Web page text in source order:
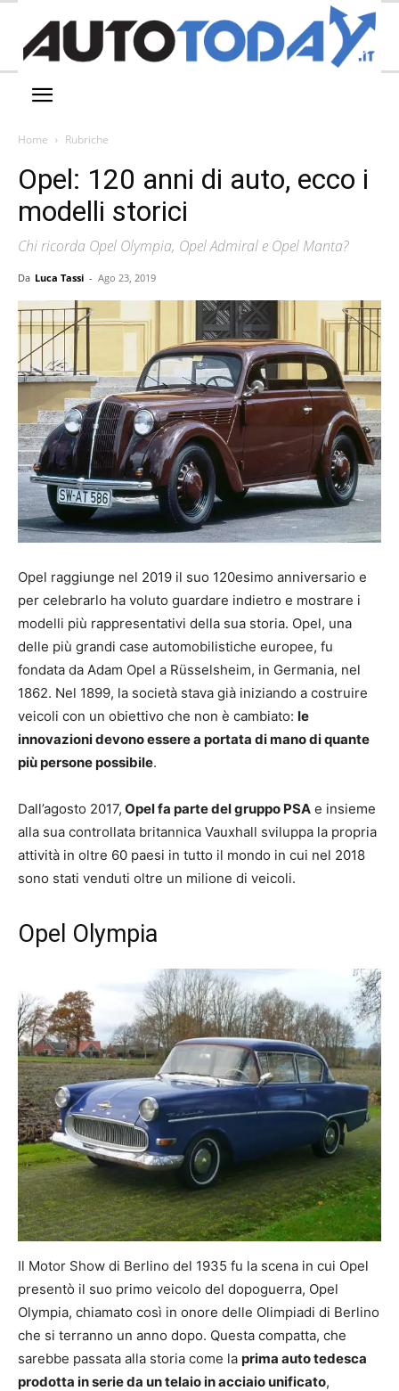
Home Rubriche
Opel: 120 anni di auto, ecco i
modelli storici
Chi ricorda Opel Olympia, Opel Admiral e Opel Manta?
Da Luca Tassi - Ago 23, 2019
Opel raggiunge nel 2019 il suo 120esimo anniversario e
per celebrarlo ha voluto guardare indietro e mostrare i
modelli più rappresentativi della sua storia. Opel, una
delle più grandi case automobilistiche europee, fu
fondata da Adam Opel a Rüsselsheim, in Germania, nel
1862. Nel 1899, la società stava già iniziando a costruire
veicoli con un obiettivo che non è cambiato: le
innovazioni devono essere a portata di mano di quante
più persone possibile.
Dall’agosto 2017, Opel fa parte del gruppo PSA e insieme
alla sua controllata britannica Vauxhall sviluppa la propria
attività in oltre 60 paesi in tutto il mondo in cui nel 2018
sono stati venduti oltre un milione di veicoli.
Opel Olympia
Il Motor Show di Berlino del 1935 fu la scena in cui Opel
presentò il suo primo veicolo del dopoguerra, Opel
Olympia, chiamato così in onore delle Olimpiadi di Berlino
che si terranno un anno dopo. Questa compatta, che
sarebbe passata alla storia come la prima auto tedesca
prodotta in serie da un telaio in acciaio unificato,